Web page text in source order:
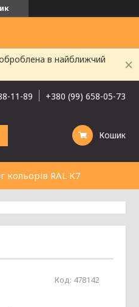
в найближчий
11-89 +380 (99) 658-05-73
Кошик
кольорів RAL K7
Код: 478142